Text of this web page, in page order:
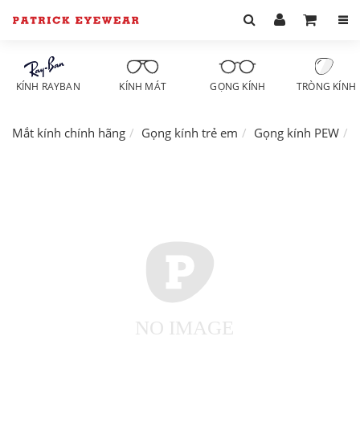
KÍNH RAYBAN KÍNH MÁT GỌNG KÍNH TRÒNG KÍNH
Mắt kính chính hãng Gọng kính trẻ em Gọng kính PEW